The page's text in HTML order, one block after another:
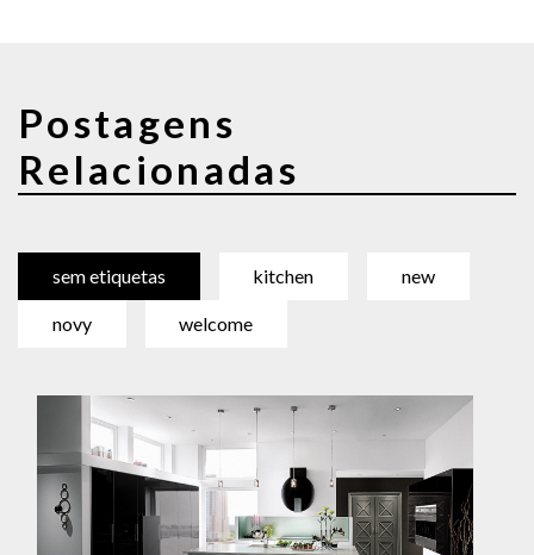
Postagens
Relacionadas
sem etiquetas kitchen new
novy welcome